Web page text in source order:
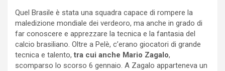
Quel Brasile è stata una squadra capace di rompere la
maledizione mondiale dei verdeoro, ma anche in grado di
far conoscere e apprezzare la tecnica e la fantasia del
calcio brasiliano. Oltre a Pelè, c’erano giocatori di grande
tecnica e talento, tra cui anche Mario Zagalo,
scomparso lo scorso 6 gennaio. A Zagalo apparteneva un